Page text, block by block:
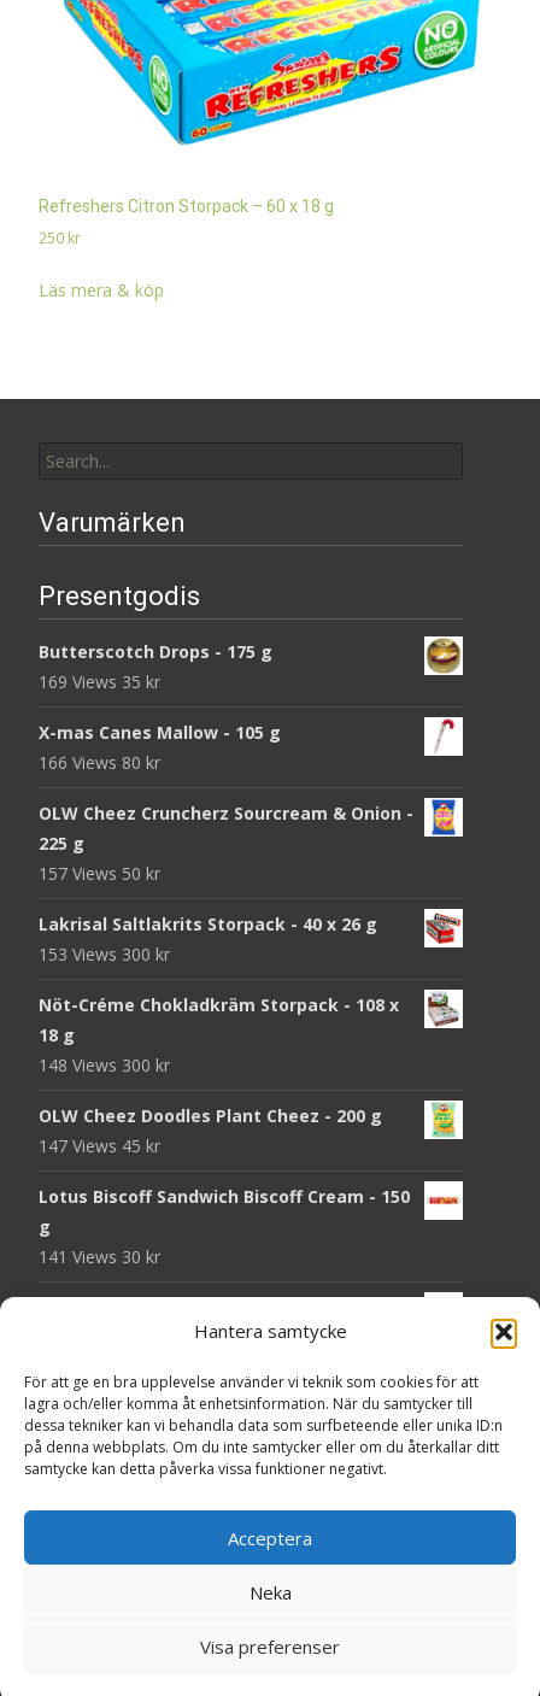
Hantera samtycke
För att ge en bra upplevelse använder vi teknik som cookies för att
lagra och/eller komma åt enhetsinformation. När du samtycker till
dessa tekniker kan vi behandla data som surfbeteende eller unika ID:n
på denna webbplats. Om du inte samtycker eller om du återkallar ditt
samtycke kan detta påverka vissa funktioner negativt.
Acceptera
Neka
Visa preferenser
Refreshers Citron Storpack – 60 x 18 g
250 kr
Läs mera & köp
for:
Varumärken
Presentgodis
Butterscotch Drops - 175 g
169 Views 35 kr
X-mas Canes Mallow - 105 g
166 Views 80 kr
OLW Cheez Cruncherz Sourcream & Onion -
225 g
157 Views 50 kr
Lakrisal Saltlakrits Storpack - 40 x 26 g
153 Views 300 kr
Nöt-Créme Chokladkräm Storpack - 108 x
18 g
148 Views 300 kr
OLW Cheez Doodles Plant Cheez - 200 g
147 Views 45 kr
Lotus Biscoff Sandwich Biscoff Cream - 150
g
141 Views 30 kr
Pringles Hot Kickin' Sour Cream Chips - 160
g
138 Views50kr
Powered by WordPress, Themei-craftby TemplatesNext.